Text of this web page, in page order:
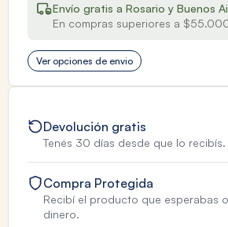
Envío gratis a Rosario y Buenos
En compras superiores a
Ver opciones de envio
Devolución gratis
Tenés 30 días desde que lo recibís.
Compra Protegida
Recibí el producto que esperabas
dinero.